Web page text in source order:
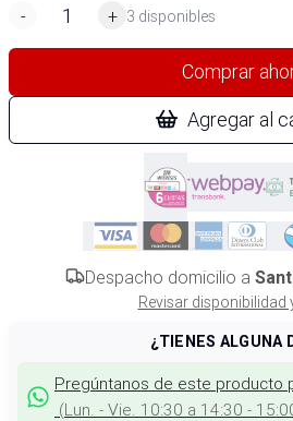
-
+ 3 disponibles
Comprar
Agregar al
Despacho domicilio a
Revisar disponibilidad
¿TIENES ALGUNA
Pregúntanos de este producto
(Lun. - Vie. 10:30 a 14:30 -